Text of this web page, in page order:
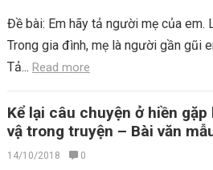
Đề bài: Em hãy tả người mẹ của em.
Trong gia đình, mẹ là người gần gũi
Tả... Read more
Kể lại câu chuyện ở hiền
vậ trong truyện – Bài văn
14/10/2018 0